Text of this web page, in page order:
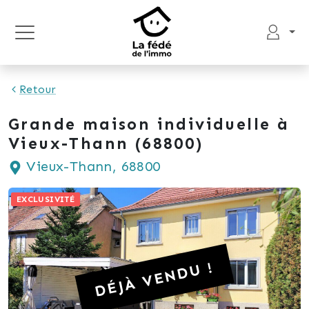
Retour
Grande maison individuelle à
Vieux-Thann (68800)
Vieux-Thann, 68800
EXCLUSIVITÉ
DÉJÀ VENDU !